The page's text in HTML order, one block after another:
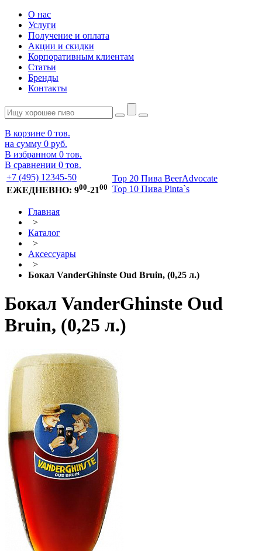
О нас
Услуги
Получение и оплата
Акции и скидки
Корпоративным клиентам
Статьи
Бренды
Контакты
В корзине 0 тов.
на сумму 0 руб.
В избранном 0 тов.
В сравнении 0 тов.
+7 (495) 12345-50
ЕЖЕДНЕВНО: 900-2100
Top 20 Пива BeerAdvocate
Top 10 Пива Pinta`s
Главная
>
Каталог
>
Аксессуары
>
Бокал VanderGhinste Oud Bruin, (0,25 л.)
Бокал VanderGhinste Oud
Bruin, (0,25 л.)